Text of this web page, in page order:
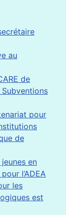
au
de
Subventions
pour
de
en
l’ADEA
les
est